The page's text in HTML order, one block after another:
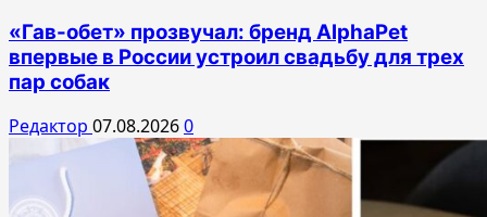
«Гав-обет» прозвучал: бренд AlphaPet
впервые в России устроил свадьбу для трех
пар собак
Редактор 07.08.20260